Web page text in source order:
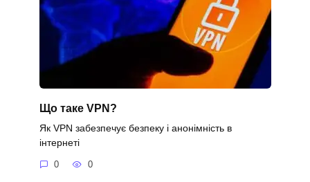
Що таке VPN?
Як VPN забезпечує безпеку і анонімність в
інтернеті
0 0